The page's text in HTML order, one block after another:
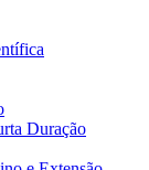
Duração